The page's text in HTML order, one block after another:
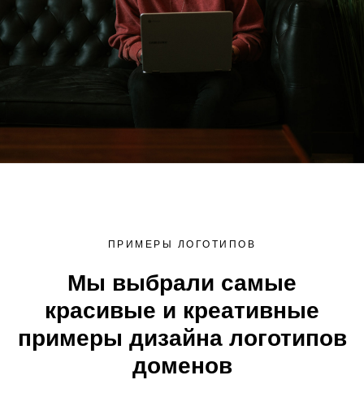
ПРИМЕРЫ ЛОГОТИПОВ
Мы выбрали самые
красивые и креативные
примеры дизайна логотипов
доменов